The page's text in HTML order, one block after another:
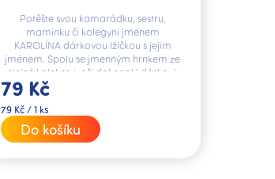
79 Kč
Měrná
cena:
79 Kč / 1 ks
Do košíku
Potěšte svou kamarádku, sestru,
maminku či kolegyni jménem
KAROLÍNA dárkovou lžičkou s jejím
jménem. Spolu se jmenným hrnkem ze
stejné kolekce tvoří dokonalý dárkový